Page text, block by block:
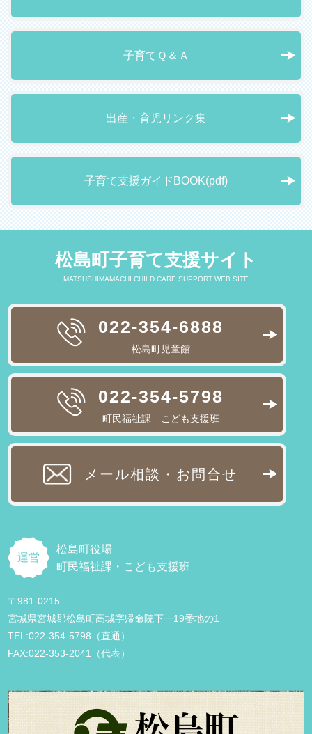
子育てＱ＆Ａ
出産・育児リンク集
子育て支援ガイドBOOK(pdf)
松島町子育て支援サイト
MATSUSHIMAMACHI CHILD CARE SUPPORT WEB SITE
022-354-6888
松島町児童館
022-354-5798
町民福祉課 こども支援班
メール相談・お問合せ
運営
松島町役場
町民福祉課・こども支援班
〒981-0215
宮城県宮城郡松島町高城字帰命院下一19番地の1
TEL:022-354-5798（直通）
FAX:022-353-2041（代表）